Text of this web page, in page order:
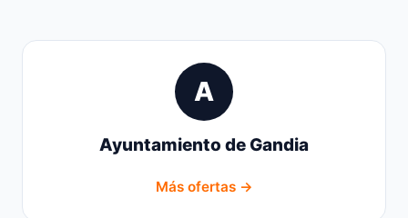
A
Ayuntamiento de Gandia
Más ofertas →